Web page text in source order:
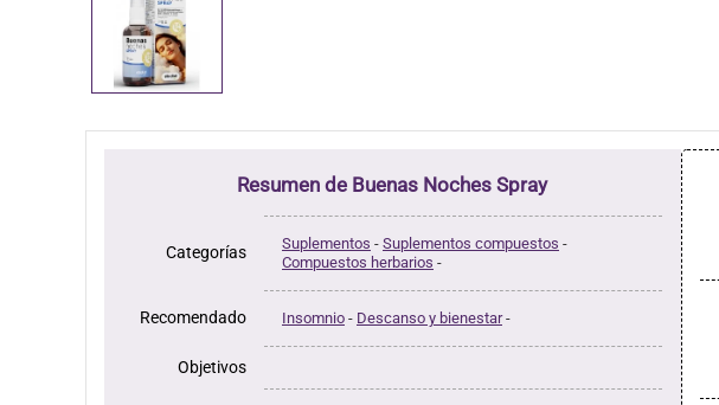
Resumen de Buenas Noches Spray
Categorías Suplementos - Suplementos compuestos -
Compuestos herbarios -
Recomendado Insomnio - Descanso y bienestar-
Objetivos